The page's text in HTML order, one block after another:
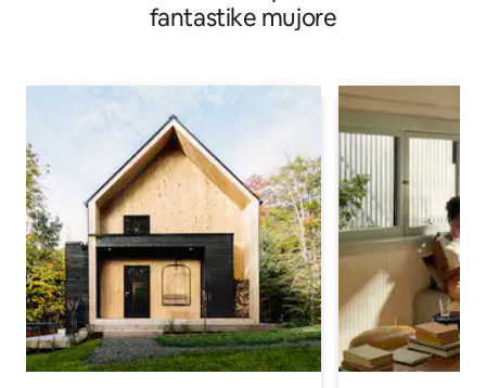
fantastike mujore